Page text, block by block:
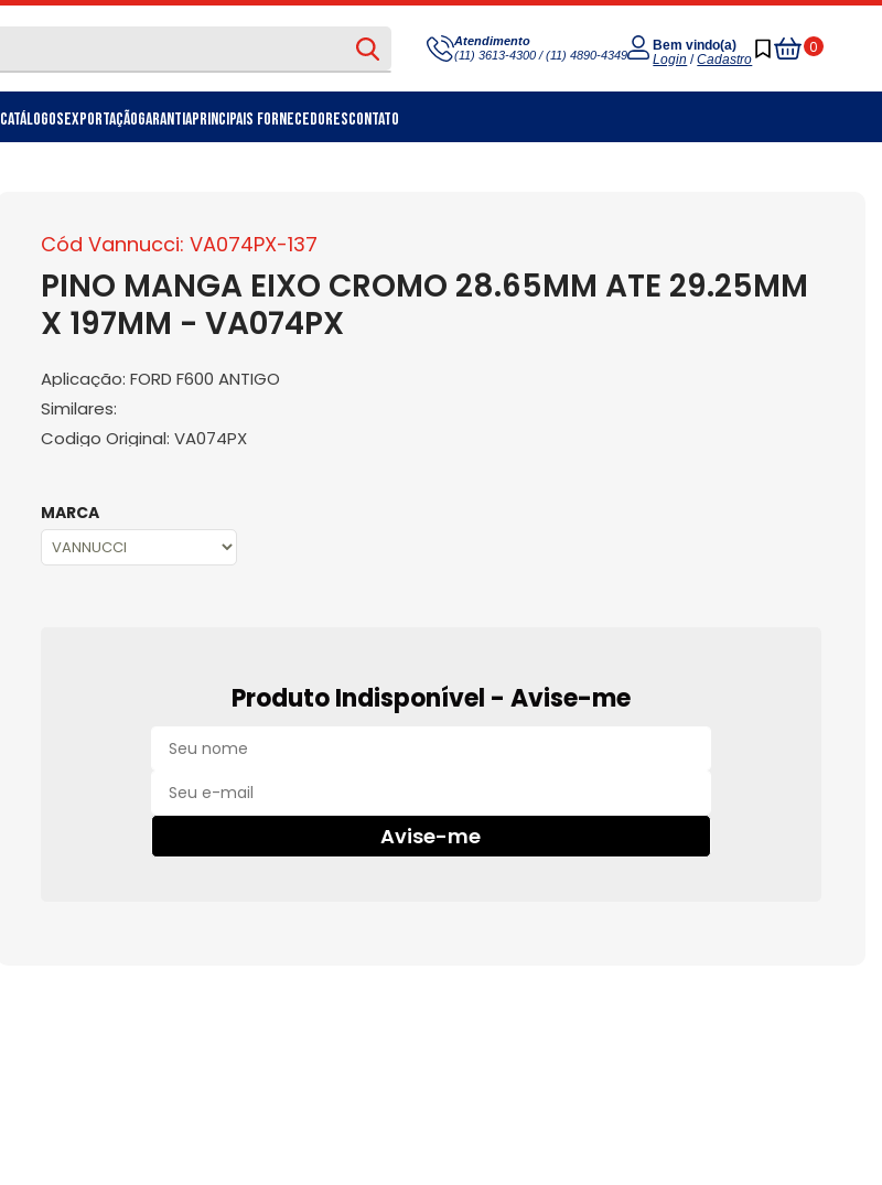
Atendimento
(11) 3613-4300 / (11) 4890-4349
Bem vindo(a)
Login /Cadastro
0
Meu
Carrinho
CatálogosExportaçãoGarantiaPrincipais FornecedoresContato
Cód Vannucci: VA074PX-137
PINO MANGA EIXO CROMO 28.65MM ATE 29.25MM
X 197MM - VA074PX
Aplicação: FORD F600 ANTIGO
Similares:
Codigo Original: VA074PX
MARCA
Produto Indisponível - Avise-me
Avise-me